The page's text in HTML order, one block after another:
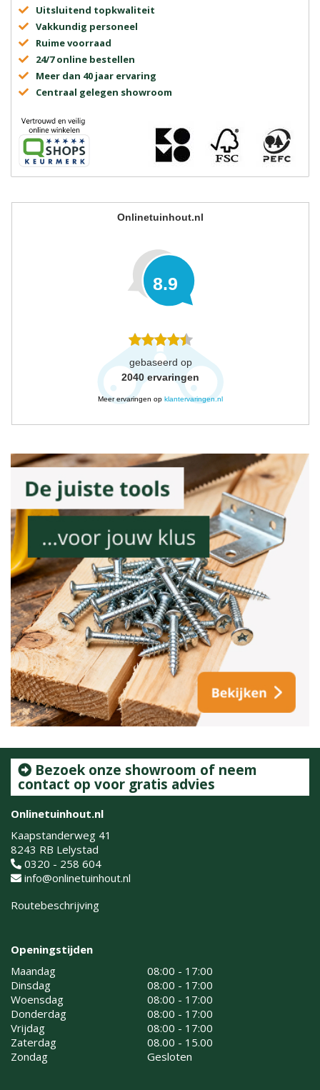
Uitsluitend topkwaliteit
Vakkundig personeel
Ruime voorraad
24/7 online bestellen
Meer dan 40 jaar ervaring
Centraal gelegen showroom
Onlinetuinhout.nl
8.9
gebaseerd op
2040 ervaringen
Meer ervaringen op klantervaringen.nl
Bezoek onze showroom of neem
contact op voor gratis advies
Onlinetuinhout.nl
Kaapstanderweg 41
8243 RB Lelystad
0320 - 258 604
info@onlinetuinhout.nl
Routebeschrijving
Openingstijden
Maandag
08:00 - 17:00
Dinsdag
08:00 - 17:00
Woensdag
08:00 - 17:00
Donderdag
08:00 - 17:00
Vrijdag
08:00 - 17:00
Zaterdag
08.00 - 15.00
Zondag
Gesloten